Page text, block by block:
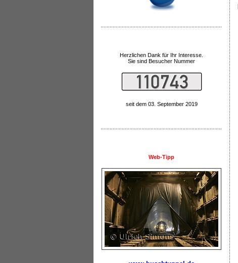
Herzlichen Dank für Ihr Interesse.
Sie sind Besucher Nummer
seit dem 03. September 2019
Web-Tipp